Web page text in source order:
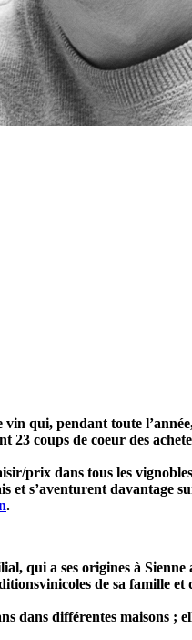
qui, pendant toute
coups de coeur des
prix dans tous les
et s’aventurent davantage
.
qui a ses origines à Sienne
de sa famille
dans différentes maisons ;